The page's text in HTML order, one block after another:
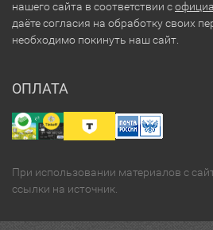
нашего сайта в соответствии с
даёте согласия на обработку своих
необходимо покинуть наш сайт.
ОПЛАТА
При использовании материалов с
ссылки на источник.